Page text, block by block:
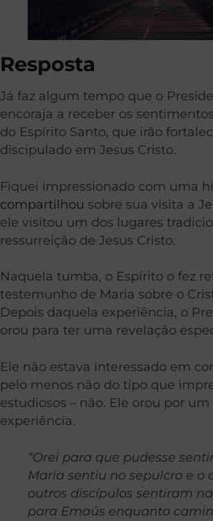
Resposta
Já faz algum tempo que o
encoraja a receber os
do Espírito Santo, que irão
discipulado em Jesus Cristo.
Fiquei impressionado com uma
compartilhou sobre sua visita a
ele visitou um dos lugares
ressurreição de Jesus Cristo.
Naquela tumba, o Espírito o fez
testemunho de Maria sobre o
Depois daquela experiência, o
orou para ter uma revelação
Ele não estava interessado em
pelo menos não do tipo que
estudiosos – não. Ele orou por
experiência.
“Orei para que pudesse
Maria sentiu no sepulcro e o
outros discípulos sentiram
para Emaús enquanto